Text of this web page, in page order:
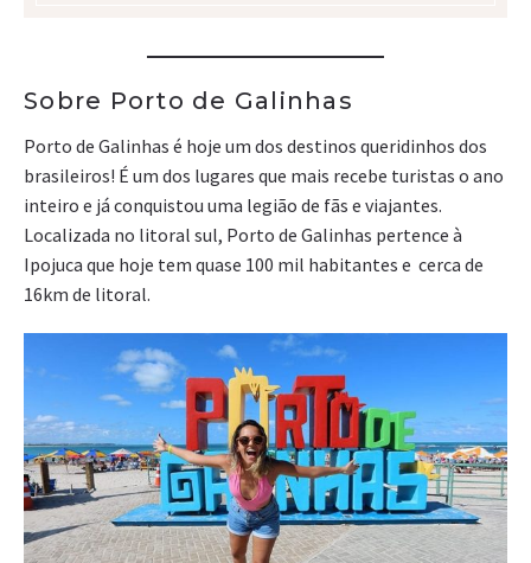
Sobre Porto de Galinhas
Porto de Galinhas é hoje um dos destinos queridinhos dos
brasileiros! É um dos lugares que mais recebe turistas o ano
inteiro e já conquistou uma legião de fãs e viajantes.
Localizada no litoral sul, Porto de Galinhas pertence à
Ipojuca que hoje tem quase 100 mil habitantes e cerca de
16km de litoral.